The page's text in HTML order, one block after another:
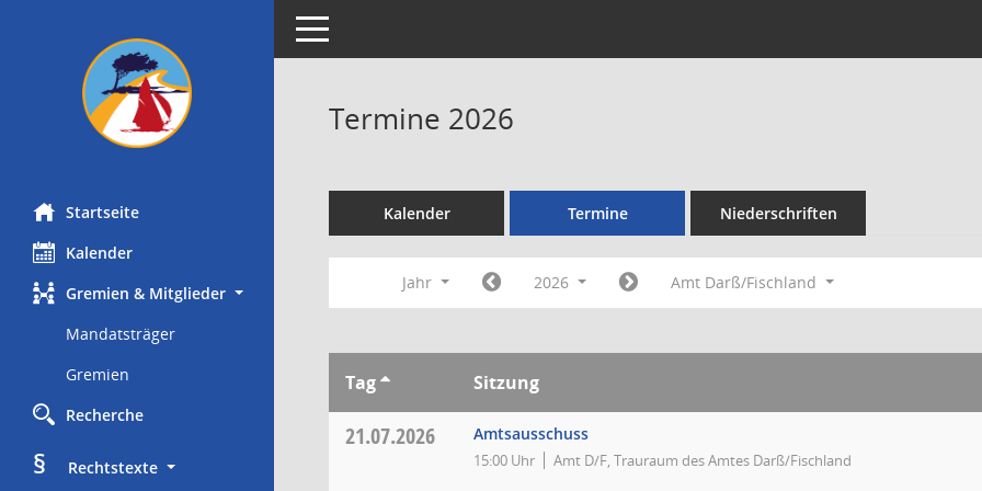
Startseite
Kalender
Gremien & Mitglieder
Mandatsträger
Gremien
Recherche
§
     Rechtstexte
Toggle navigation
Termine 2026
Kalender Termine Niederschriften
Jahr 2026 Amt Darß/Fischland
Tag Sitzung
21.07.2026 Amtsausschuss
15:00 Uhr Amt D/F, Trauraum des Amtes Darß/Fischland